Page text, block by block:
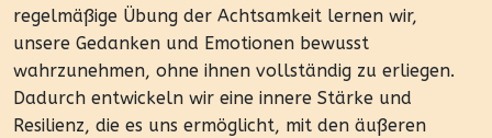
regelmäßige Übung der Achtsamkeit lernen wir,
unsere Gedanken und Emotionen bewusst
wahrzunehmen, ohne ihnen vollständig zu erliegen.
Dadurch entwickeln wir eine innere Stärke und
Resilienz, die es uns ermöglicht, mit den äußeren